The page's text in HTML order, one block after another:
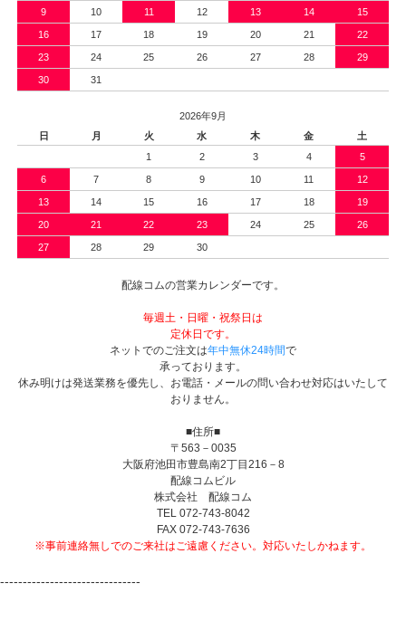
9 10 11 12 13 14 15
16 17 18 19 20 21 22
23 24 25 26 27 28 29
30 31
2026年9月
日
月 火 水 木 金
土
1
2 3 4 5
6 7 8 9 10 11 12
13 14 15 16 17 18 19
20 21 22 23 24 25 26
27 28 29 30
配線コムの営業カレンダーです。
毎週土・日曜・祝祭日は
定休日です。
ネットでのご注文は年中無休24時間で
承っております。
休み明けは発送業務を優先し、お電話・メールの問い合わせ対応はいたして
おりません。
■住所■
〒563－0035
大阪府池田市豊島南2丁目216－8
配線コムビル
株式会社 配線コム
TEL 072-743-8042
FAX 072-743-7636
※事前連絡無しでのご来社はご遠慮ください。対応いたしかねます。
-------------------------------